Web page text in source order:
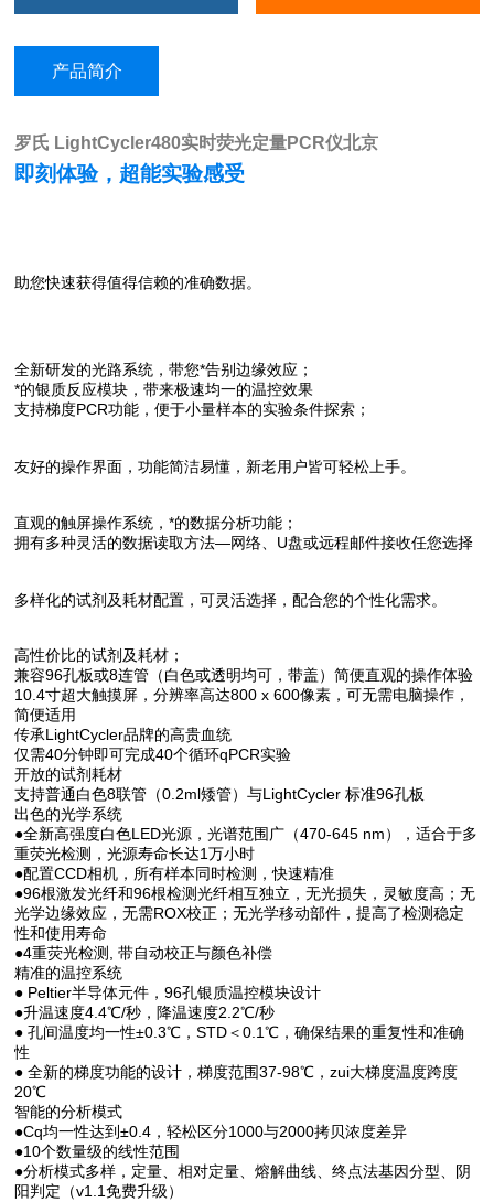
产品简介
罗氏 LightCycler480实时荧光定量PCR仪北京
即刻体验，超能实验感受
助您快速获得值得信赖的准确数据。
全新研发的光路系统，带您*告别边缘效应；
*的银质反应模块，带来极速均一的温控效果
支持梯度PCR功能，便于小量样本的实验条件探索；
友好的操作界面，功能简洁易懂，新老用户皆可轻松上手。
直观的触屏操作系统，*的数据分析功能；
拥有多种灵活的数据读取方法—网络、U盘或远程邮件接收任您选择
多样化的试剂及耗材配置，可灵活选择，配合您的个性化需求。
高性价比的试剂及耗材；
兼容96孔板或8连管（白色或透明均可，带盖）简便直观的操作体验
10.4寸超大触摸屏，分辨率高达800 x 600像素，可无需电脑操作，
简便适用
传承LightCycler品牌的高贵血统
仅需40分钟即可完成40个循环qPCR实验
开放的试剂耗材
支持普通白色8联管（0.2ml矮管）与LightCycler 标准96孔板
出色的光学系统
●全新高强度白色LED光源，光谱范围广（470-645 nm），适合于多
重荧光检测，光源寿命长达1万小时
●配置CCD相机，所有样本同时检测，快速精准
●96根激发光纤和96根检测光纤相互独立，无光损失，灵敏度高；无
光学边缘效应，无需ROX校正；无光学移动部件，提高了检测稳定
性和使用寿命
●4重荧光检测, 带自动校正与颜色补偿
精准的温控系统
● Peltier半导体元件，96孔银质温控模块设计
●升温速度4.4℃/秒，降温速度2.2℃/秒
● 孔间温度均一性±0.3℃，STD＜0.1℃，确保结果的重复性和准确
性
● 全新的梯度功能的设计，梯度范围37-98℃，zui大梯度温度跨度
20℃
智能的分析模式
●Cq均一性达到±0.4，轻松区分1000与2000拷贝浓度差异
●10个数量级的线性范围
●分析模式多样，定量、相对定量、熔解曲线、终点法基因分型、阴
阳判定（v1.1免费升级）